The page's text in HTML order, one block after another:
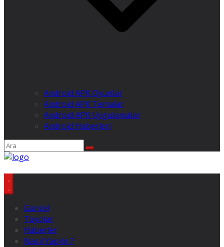
Android APK Oyunlar
Android APK Temalar
Android APK Uygulamalar
Android Haberleri
Güncel
Tüyolar
Haberler
Nasıl Yapılır ?